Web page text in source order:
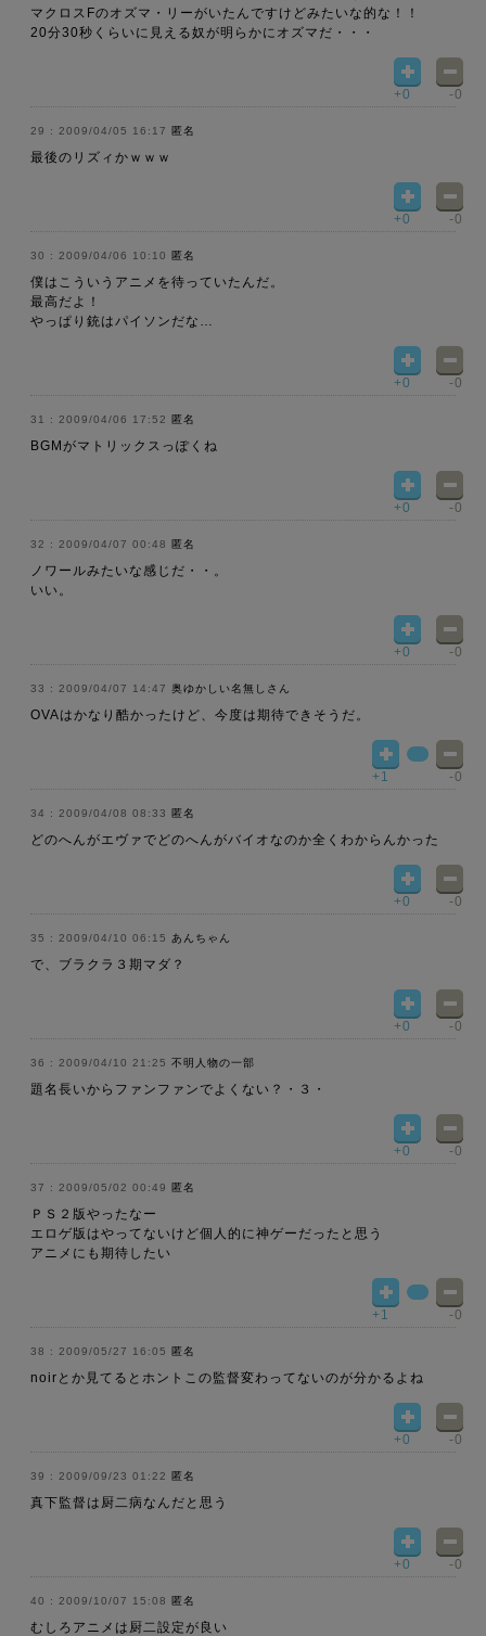
マクロスFのオズマ・リーがいたんですけどみたいな的な！！
20分30秒くらいに見える奴が明らかにオズマだ・・・
+0 -0
2009/04/05 16:17 匿名
最後のリズィかｗｗｗ
+0 -0
2009/04/06 10:10 匿名
僕はこういうアニメを待っていたんだ。
最高だよ！
やっぱり銃はパイソンだな…
+0 -0
2009/04/06 17:52 匿名
BGMがマトリックスっぽくね
+0 -0
2009/04/07 00:48 匿名
ノワールみたいな感じだ・・。
いい。
+0 -0
2009/04/07 14:47 奥ゆかしい名無しさん
OVAはかなり酷かったけど、今度は期待できそうだ。
+1 -0
2009/04/08 08:33 匿名
どのへんがエヴァでどのへんがバイオなのか全くわからんかった
+0 -0
2009/04/10 06:15 あんちゃん
で、ブラクラ３期マダ？
+0 -0
2009/04/10 21:25 不明人物の一部
題名長いからファンファンでよくない？・３・
+0 -0
2009/05/02 00:49 匿名
ＰＳ２版やったなー
エロゲ版はやってないけど個人的に神ゲーだったと思う
アニメにも期待したい
+1 -0
2009/05/27 16:05 匿名
noirとか見てるとホントこの監督変わってないのが分かるよね
+0 -0
2009/09/23 01:22 匿名
真下監督は厨二病なんだと思う
+0 -0
2009/10/07 15:08 匿名
むしろアニメは厨二設定が良い